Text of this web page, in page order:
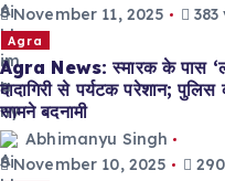
November 11, 2025
383
Agra
Agra News: स्मारक के पास
दादागिरी से पर्यटक परेशान;
सामने बदनामी
Abhimanyu Singh
November 10, 2025